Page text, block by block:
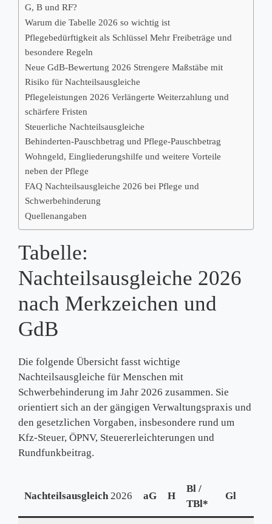
G, B und RF?
Warum die Tabelle 2026 so wichtig ist
Pflegebedürftigkeit als Schlüssel Mehr Freibeträge und
besondere Regeln
Neue GdB‑Bewertung 2026 Strengere Maßstäbe mit
Risiko für Nachteilsausgleiche
Pflegeleistungen 2026 Verlängerte Weiterzahlung und
schärfere Fristen
Steuerliche Nachteilsausgleiche
Behinderten‑Pauschbetrag und Pflege‑Pauschbetrag
Wohngeld, Eingliederungshilfe und weitere Vorteile
neben der Pflege
FAQ Nachteilsausgleiche 2026 bei Pflege und
Schwerbehinderung
Quellenangaben
Tabelle:
Nachteilsausgleiche 2026
nach Merkzeichen und
GdB
Die folgende Übersicht fasst wichtige
Nachteilsausgleiche für Menschen mit
Schwerbehinderung im Jahr 2026 zusammen. Sie
orientiert sich an der gängigen Verwaltungspraxis und
den gesetzlichen Vorgaben, insbesondere rund um
Kfz‑Steuer, ÖPNV, Steuererleichterungen und
Rundfunkbeitrag.
Nachteilsausgleich2026 aG H
Bl /
TBl*
Gl